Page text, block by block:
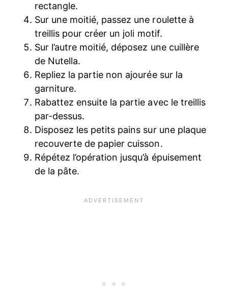
rectangle.
Sur une moitié, passez une roulette à
treillis pour créer un joli motif.
Sur l’autre moitié, déposez une cuillère
de Nutella.
Repliez la partie non ajourée sur la
garniture.
Rabattez ensuite la partie avec le treillis
par-dessus.
Disposez les petits pains sur une plaque
recouverte de papier cuisson.
Répétez l’opération jusqu’à épuisement
de la pâte.